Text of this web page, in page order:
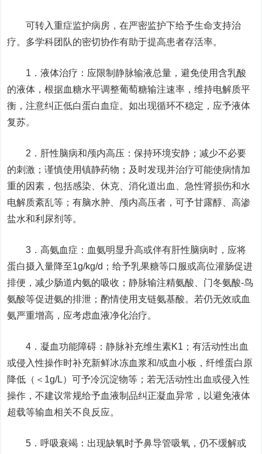
可转入重症监护病房，在严密监护下给予生命支持治
疗。多学科团队的密切协作有助于提高患者存活率。
1．液体治疗：应限制静脉输液总量，避免使用含乳酸
的液体，根据血糖水平调整葡萄糖输注速率，维持电解质平
衡，注意纠正低白蛋白血症。如出现循环不稳定，应予液体
复苏。
2．肝性脑病和颅内高压：保持环境安静；减少不必要
的刺激；谨慎使用镇静药物；及时发现并治疗可能使病情加
重的因素，包括感染、休克、消化道出血、急性肾损伤和水
电解质紊乱等；有脑水肿、颅内高压者，可予甘露醇、高渗
盐水和利尿剂等。
3．高氨血症：血氨明显升高或伴有肝性脑病时，应将
蛋白摄入量降至1g/kg/d；给予乳果糖等口服或高位灌肠促进
排便，减少肠道内氨的吸收；静脉输注精氨酸、门冬氨酸-鸟
氨酸等促进氨的排泄；酌情使用支链氨基酸。若仍无效或血
氨严重增高，应考虑血液净化治疗。
4．凝血功能障碍：静脉补充维生素K1；有活动性出血
或侵入性操作时补充新鲜冰冻血浆和/或血小板，纤维蛋白原
降低（＜1g/L）可予冷沉淀物等；若无活动性出血或侵入性
操作，不建议常规给予血液制品纠正凝血异常，以避免液体
超载等输血相关不良反应。
5．呼吸衰竭：出现缺氧时予鼻导管吸氧，仍不缓解或